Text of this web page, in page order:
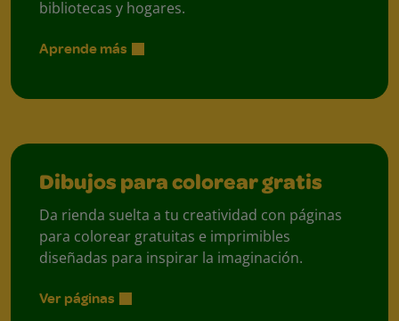
bibliotecas y hogares.
Aprende más
Dibujos para colorear gratis
Da rienda suelta a tu creatividad con páginas
para colorear gratuitas e imprimibles
diseñadas para inspirar la imaginación.
Ver páginas